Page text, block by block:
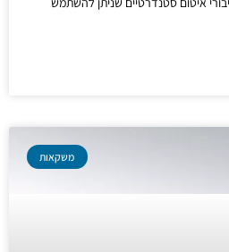
משקאות